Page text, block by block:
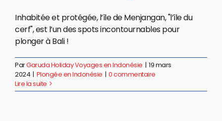
Inhabitée et protégée, l’île de Menjangan, "l’île du
cerf", est l’un des spots incontournables pour
plonger à Bali !
ParGaruda Holiday Voyages en Indonésie | 19 mars
2024 | Plongée en Indonésie | 0 commentaire
Lire la suite